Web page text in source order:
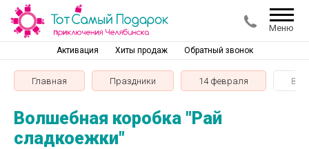
Меню
Активация Хиты продаж Обратный звонок
Главная Праздники 14 февраля
Волшебная коробка "Рай
сладкоежки"